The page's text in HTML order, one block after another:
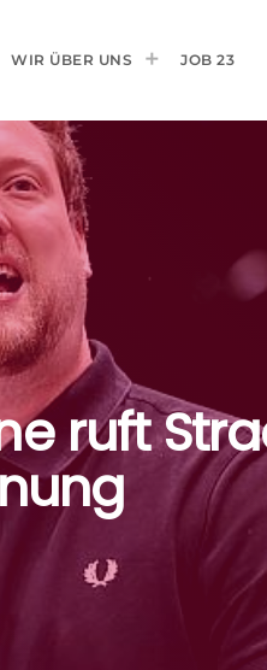
WIR ÜBER UNS JOB 23
ruft